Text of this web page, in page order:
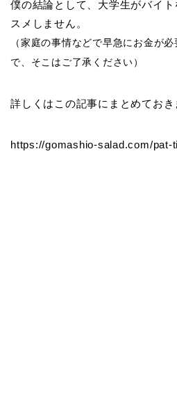
僕の結論として、大学生がバイ
スメしません。
（家庭の事情などで早急にお金が
で、そこはご了承ください）
詳しくはこの記事にまとめておき
https://gomashio-salad.com/pat-